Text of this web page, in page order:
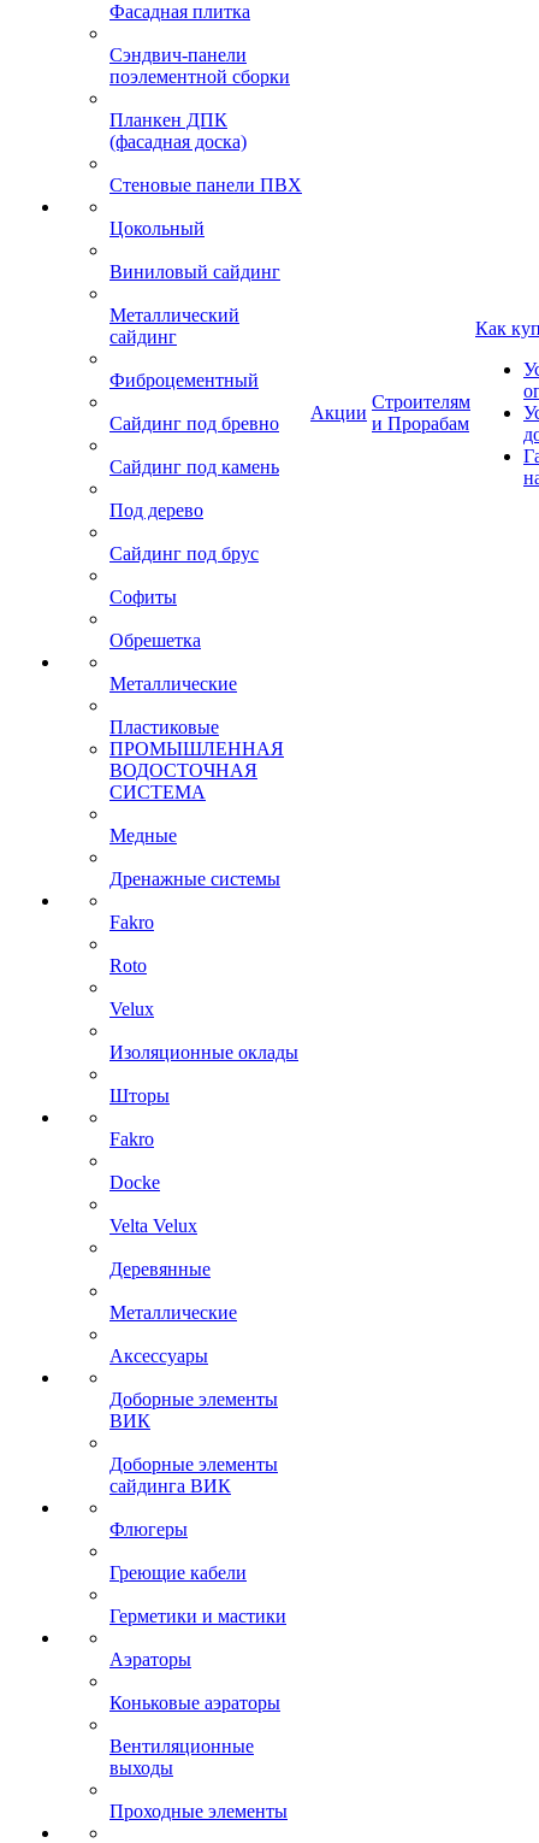
Фасадная плитка
Сэндвич-панели
поэлементной сборки
Планкен ДПК
(фасадная доска)
Стеновые панели ПВХ
Цокольный
Виниловый сайдинг
Металлический
сайдинг
Фиброцементный
Сайдинг под бревно
Сайдинг под камень
Под дерево
Сайдинг под брус
Софиты
Обрешетка
Металлические
Пластиковые
ПРОМЫШЛЕННАЯ
ВОДОСТОЧНАЯ
СИСТЕМА
Медные
Дренажные системы
Fakro
Roto
Velux
Изоляционные оклады
Шторы
Fakro
Docke
Velta Velux
Деревянные
Металлические
Аксессуары
Доборные элементы
ВИК
Доборные элементы
сайдинга ВИК
Флюгеры
Греющие кабели
Герметики и мастики
Аэраторы
Коньковые аэраторы
Вентиляционные
выходы
Проходные элементы
Акции
Строителям
и Прорабам
Как